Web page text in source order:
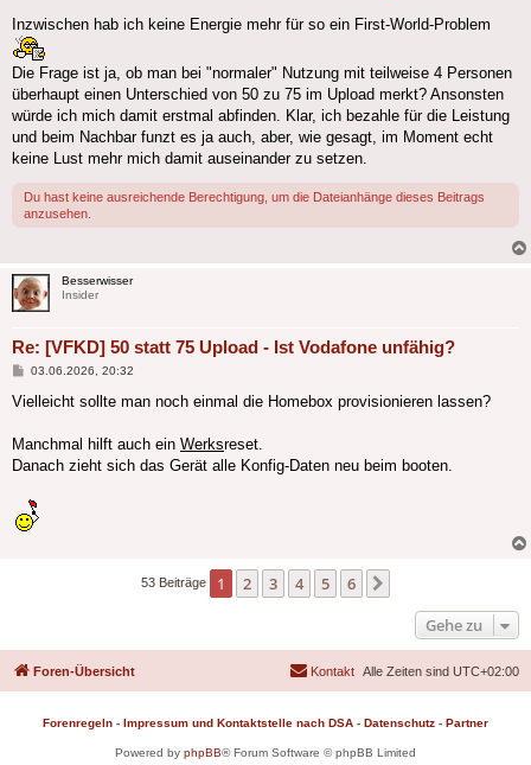
Inzwischen hab ich keine Energie mehr für so ein First-World-Problem
Die Frage ist ja, ob man bei "normaler" Nutzung mit teilweise 4 Personen
überhaupt einen Unterschied von 50 zu 75 im Upload merkt? Ansonsten
würde ich mich damit erstmal abfinden. Klar, ich bezahle für die Leistung
und beim Nachbar funzt es ja auch, aber, wie gesagt, im Moment echt
keine Lust mehr mich damit auseinander zu setzen.
Du hast keine ausreichende Berechtigung, um die Dateianhänge dieses Beitrags
anzusehen.
Besserwisser
Insider
Re: [VFKD] 50 statt 75 Upload - Ist Vodafone unfähig?
Beitrag
03.06.2026, 20:32
Vielleicht sollte man noch einmal die Homebox provisionieren lassen?
Manchmal hilft auch ein Werksreset.
Danach zieht sich das Gerät alle Konfig-Daten neu beim booten.
53 Beiträge 1 2 3 4 5 6
Gehe zu
Foren-Übersicht Alle Zeiten sind UTC+02:00
Kontakt
Forenregeln - Impressum und Kontaktstelle nach DSA - Datenschutz - Partner
Powered by phpBB® Forum Software © phpBB Limited